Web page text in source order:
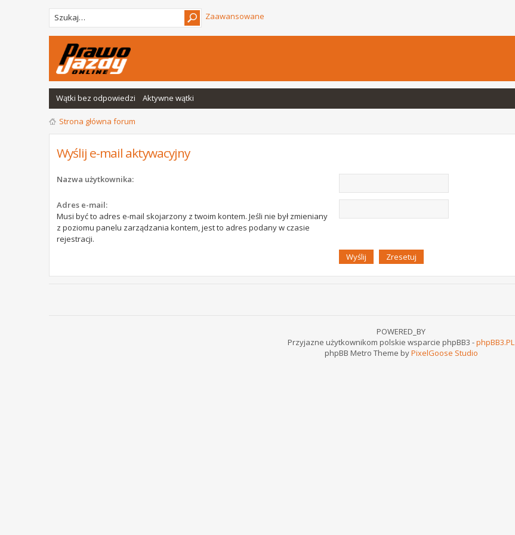
Zaawansowane
Wątki bez odpowiedzi Aktywne wątki
Strona główna forum
Wyślij e-mail aktywacyjny
Nazwa użytkownika:
Adres e-mail:
Musi być to adres e-mail skojarzony z twoim kontem. Jeśli nie był zmieniany
z poziomu panelu zarządzania kontem, jest to adres podany w czasie
rejestracji.
POWERED_BY
Przyjazne użytkownikom polskie wsparcie phpBB3 -phpBB3.PL
phpBB Metro Theme byPixelGoose Studio